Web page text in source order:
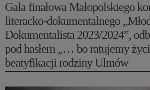
Gala finałowa Małopolskiego
literacko-dokumentalnego
Dokumentalista 2023/2024”,
pod hasłem „… bo ratujemy
beatyfikacji rodziny Ulmów
Ogólnopolski
Konkursie
„Kartka
dla
Z
UDZIAŁEM
DR.
TOMASZA